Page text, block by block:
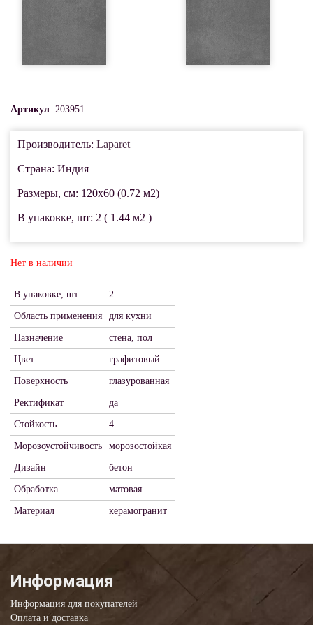
Артикул: 203951
Производитель: Laparet
Страна: Индия
Размеры, см: 120x60 (0.72 м2)
В упаковке, шт: 2 ( 1.44 м2 )
Нет в наличии
В упаковке, шт 2
Область применения для кухни
Назначение стена, пол
Цвет графитовый
Поверхность глазурованная
Ректификат да
Стойкость 4
Морозоустойчивость морозостойкая
Дизайн бетон
Обработка матовая
Материал керамогранит
Информация
Информация для покупателей
Оплата и доставка